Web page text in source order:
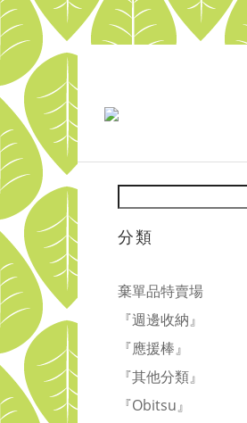
分類
棄單品特賣場
『週邊收納』
『應援棒』
『其他分類』
『Obitsu』